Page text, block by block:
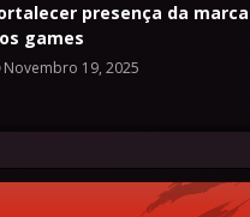
presença da marca
games
Novembro 19, 2025